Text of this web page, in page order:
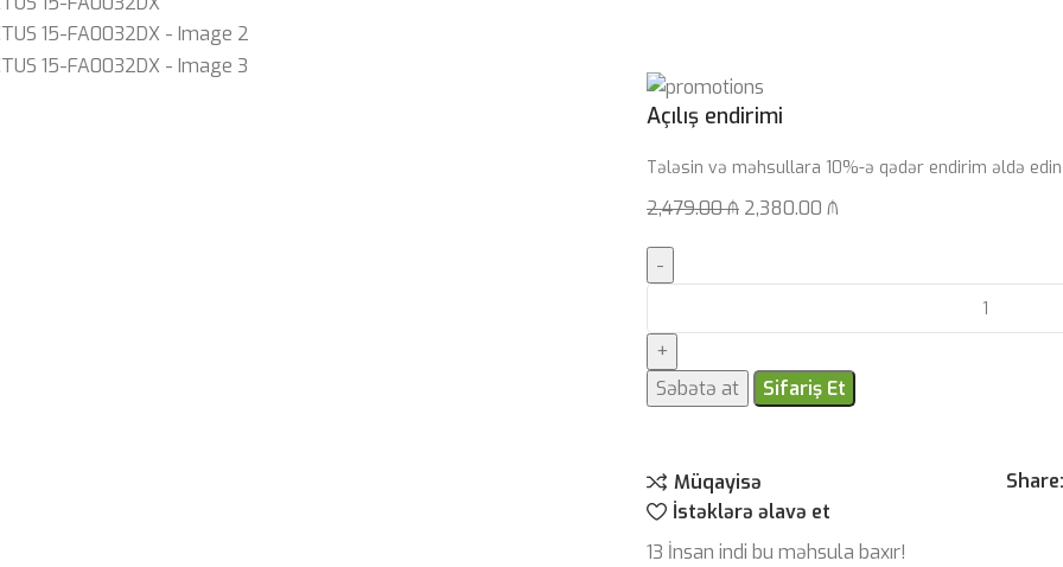
Açılış endirimi
Tələsin və məhsullara 10%-ə qədər endirim əldə edin
2,479.00₼ 2,380.00₼
Səbətə at Sifariş Et
Müqayisə
İstəklərə əlavə et
13 İnsan indi bu məhsula baxır!